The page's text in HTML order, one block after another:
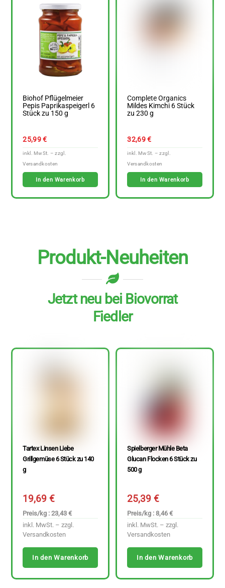
Biohof Pflügelmeier
Pepis Paprikaspeigerl 6
Stück zu 150 g
25,99€
In den Warenkorb
Complete Organics
Mildes Kimchi 6 Stück
zu 230 g
32,69€
In den Warenkorb
Produkt-Neuheiten
Jetzt neu bei Biovorrat
Fiedler
Tartex Linsen Liebe
Grillgemüse 6 Stück zu 140
g
19,69€
Preis/kg : 23,43 €
inkl. MwSt. – zzgl.
Versandkosten
In den Warenkorb
Spielberger Mühle Beta
Glucan Flocken 6 Stück zu
500 g
25,39€
Preis/kg : 8,46 €
inkl. MwSt. – zzgl.
Versandkosten
In den Warenkorb